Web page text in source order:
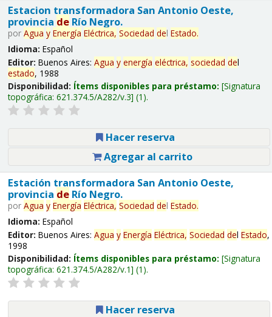
Estacion transformadora San Antonio Oeste,
provincia deRío Negro.
por Agua y Energía Eléctrica, Sociedad del Estado.
Idioma: Español
Editor: Buenos Aires: Agua y energía eléctrica, sociedad del
estado, 1988
Disponibilidad: Ítems disponibles para préstamo: Signatura
topográfica: 621.374.5/A282/v.3 (1).
Hacer reserva
Agregar al carrito
Estación transformadora San Antonio Oeste,
provincia deRío Negro.
por Agua y Energía Eléctrica, Sociedad del Estado.
Idioma: Español
Editor: Buenos Aires: Agua y Energía Eléctrica, Sociedad del Estado,
1998
Disponibilidad: Ítems disponibles para préstamo: Signatura
topográfica: 621.374.5/A282/v.1 (1).
Hacer reserva